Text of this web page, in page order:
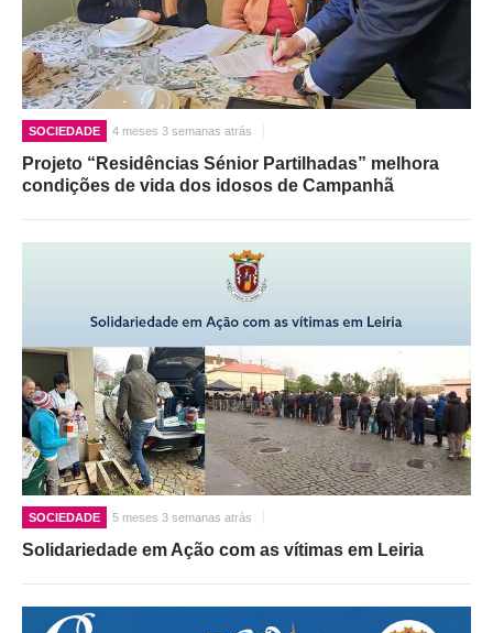
SOCIEDADE 4 meses 3 semanas atrás
Projeto “Residências Sénior Partilhadas” melhora
condições de vida dos idosos de Campanhã
SOCIEDADE 5 meses 3 semanas atrás
Solidariedade em Ação com as vítimas em Leiria